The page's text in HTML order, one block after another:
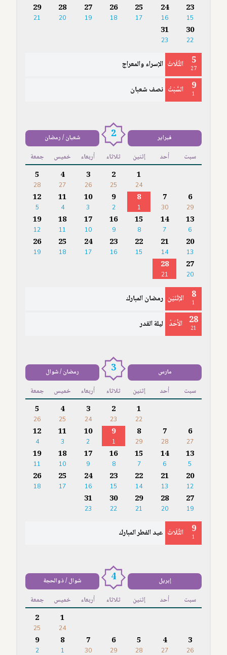
23
15
24
16
25
17
26
18
27
19
28
20
29
21
30
22
31
23
5
27 الثُّلَاثَ الإسراء والمعراج
9
1 السَّبْتُ نصف شعبان
فبراير 2 شعبان / رمضان
سبت أحد إثنين ثلاثاء أربعاء خميس جمعة
1
24
2
25
3
26
4
27
5
28
6
29
7
30
8
1
9
2
10
3
11
4
12
5
13
6
14
7
15
8
16
9
17
10
18
11
19
12
20
13
21
14
22
15
23
16
24
17
25
18
26
19
27
20
28
21
8
1 الإثْنَيْن رمضان المبارك
28
21 الأَحَدُ ليلة القدر
مارس 3 رمضان / شوال
سبت أحد إثنين ثلاثاء أربعاء خميس جمعة
1
22
2
23
3
24
4
25
5
26
6
27
7
28
8
29
9
1
10
2
11
3
12
4
13
5
14
6
15
7
16
8
17
9
18
10
19
11
20
12
21
13
22
14
23
15
24
16
25
17
26
18
27
19
28
20
29
21
30
22
31
23
9
1 الثُّلَاثَ عيد الفطر المبارك
إبريل 4 شوال / ذوالحجة
سبت أحد إثنين ثلاثاء أربعاء خميس جمعة
1
24
2
25
3
26
4
27
5
28
6
29
7
30
8
1
9
2